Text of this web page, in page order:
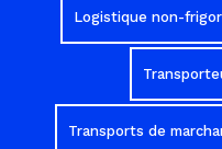
Logistique non-
Transports de